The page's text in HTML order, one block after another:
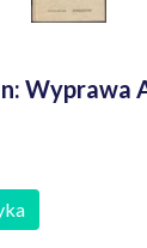
Wyprawa